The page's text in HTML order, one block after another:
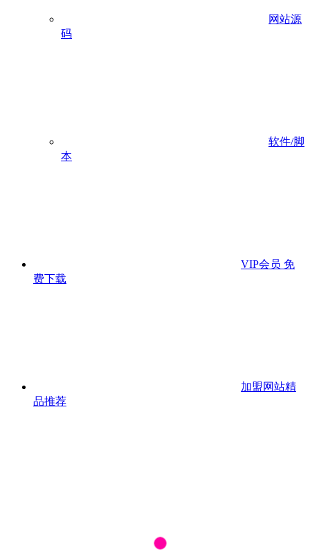
网站源
码
软件/脚
本
VIP会员 免
费下载
加盟网站精
品推荐